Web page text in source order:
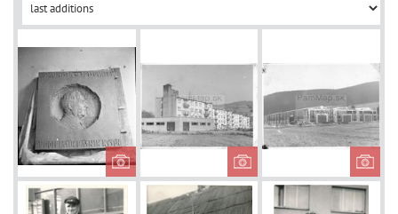
Pamätná
tabuľa
Bytové
domy na